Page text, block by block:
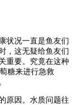
状况一直是鱼友们
，这无疑给鱼友们
重要。究竟在这种
糖来进行急救
原因。水质问题往